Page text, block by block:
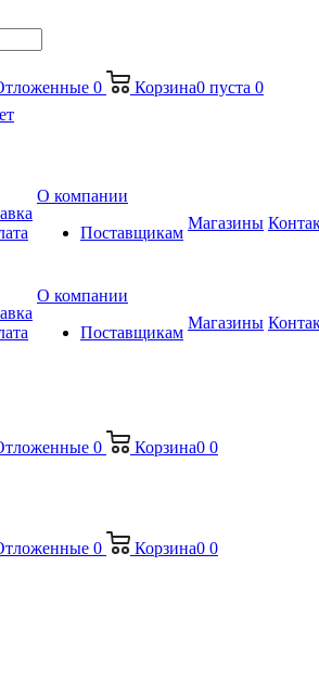
0 Корзина0 пуста 0
О компании
Поставщикам
Магазины
О компании
Поставщикам
Магазины
0 Корзина0 0
0 Корзина0 0